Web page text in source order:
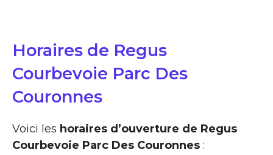
Horaires de Regus
Courbevoie Parc Des
Couronnes
Voici les horaires d’ouverture de Regus
Courbevoie Parc Des Couronnes :